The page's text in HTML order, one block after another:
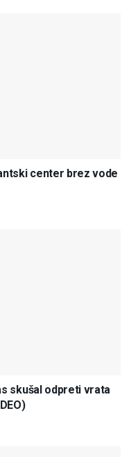
center brez vode
skušal odpreti vrata